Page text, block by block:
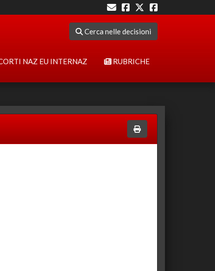
Cerca nelle decisioni
NAZ EU INTERNAZ RUBRICHE